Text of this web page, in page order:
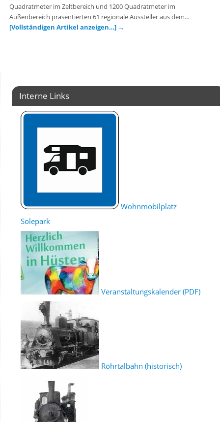
Quadratmeter im Zeltbereich und 1200 Quadratmeter im
Außenbereich präsentierten 61 regionale Aussteller aus dem…
[Vollständigen Artikel anzeigen…] →
Interne Links
Wohnmobilplatz
Solepark
Veranstaltungskalender (PDF)
Röhrtalbahn (historisch)